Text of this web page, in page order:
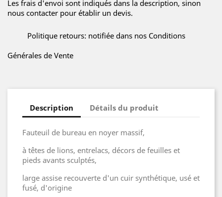
Les frais d'envoi sont indiqués dans la description, sinon
nous contacter pour établir un devis.
Politique retours: notifiée dans nos Conditions
Générales de Vente
Description Détails du produit
Fauteuil de bureau en noyer massif,
à têtes de lions, entrelacs, décors de feuilles et
pieds avants sculptés,
large assise recouverte d'un cuir synthétique, usé et
fusé, d'origine